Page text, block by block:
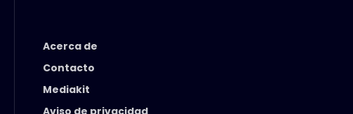
Acerca de
Contacto
Mediakit